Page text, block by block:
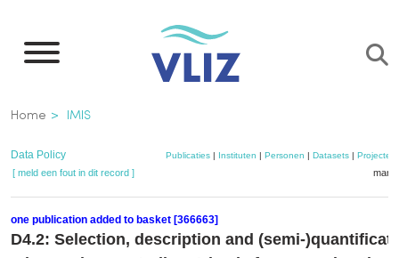
naar
inhoud
gaan
Kruimelpad
Home IMIS
Data Policy Publicaties| Instituten | Personen | Datasets| Projecten
[ meld een fout in dit record ]
one publication added to basket [366663]
D4.2: Selection, description and (semi-